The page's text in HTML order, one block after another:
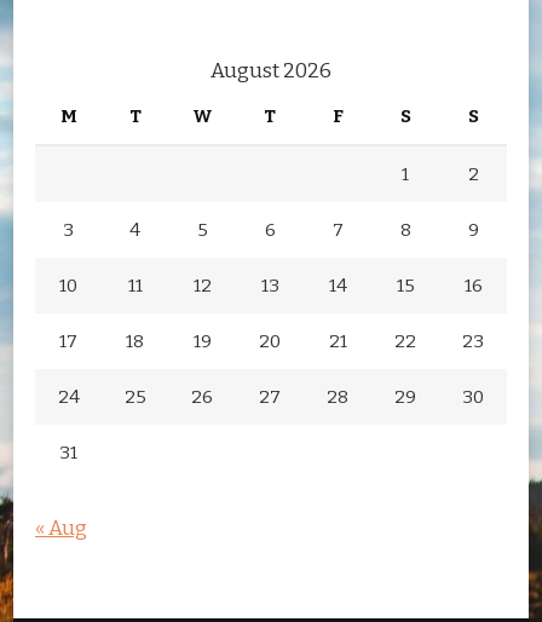
August 2026
M T W T F S S
1 2
3 4 5 6 7 8 9
10 11 12 13 14 15 16
17 18 19 20 21 22 23
24 25 26 27 28 29 30
31
« Aug